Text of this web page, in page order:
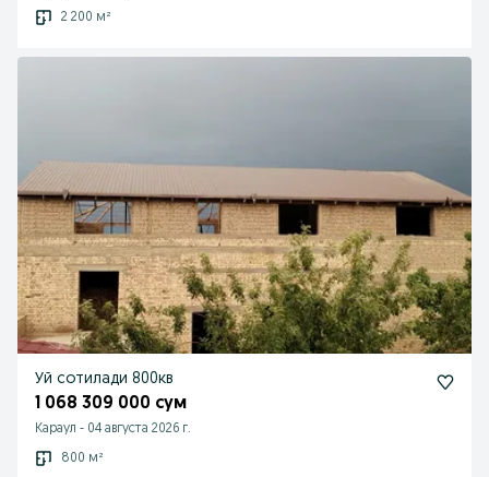
2 200 м²
Уй сотилади 800кв
1 068 309 000 сум
Караул - 04 августа 2026 г.
800 м²